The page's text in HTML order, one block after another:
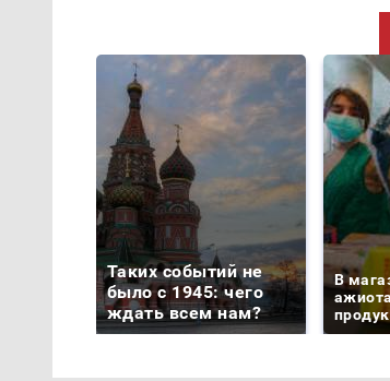
Таких событий не
было с 1945: чего
ждать всем нам?
В